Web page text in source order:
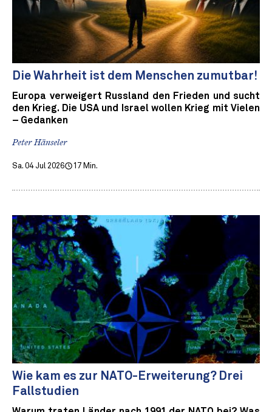
Die Wahrheit ist dem Menschen zumutbar!
Europa verweigert Russland den Frieden und sucht
den Krieg. Die USA und Israel wollen Krieg mit Vielen
– Gedanken
Peter Hänseler
Sa. 04 Jul 2026 17 Min.
Wie kam es zur NATO-Erweiterung? Drei
Fallstudien